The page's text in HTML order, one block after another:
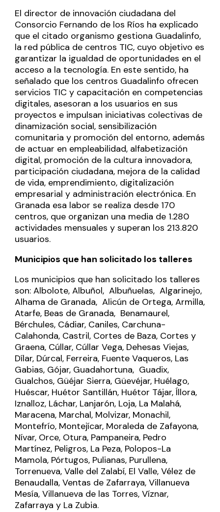
El director de innovación ciudadana del
Consorcio Fernando de los Ríos ha explicado
que el citado organismo gestiona Guadalinfo,
la red pública de centros TIC, cuyo objetivo es
garantizar la igualdad de oportunidades en el
acceso a la tecnología. En este sentido, ha
señalado que los centros Guadalinfo ofrecen
servicios TIC y capacitación en competencias
digitales, asesoran a los usuarios en sus
proyectos e impulsan iniciativas colectivas de
dinamización social, sensibilización
comunitaria y promoción del entorno, además
de actuar en empleabilidad, alfabetización
digital, promoción de la cultura innovadora,
participación ciudadana, mejora de la calidad
de vida, emprendimiento, digitalización
empresarial y administración electrónica. En
Granada esa labor se realiza desde 170
centros, que organizan una media de 1.280
actividades mensuales y superan los 213.820
usuarios.
Municipios que han solicitado los talleres
Los municipios que han solicitado los talleres
son: Albolote, Albuñol, Albuñuelas, Algarinejo,
Alhama de Granada, Alicún de Ortega, Armilla,
Atarfe, Beas de Granada, Benamaurel,
Bérchules, Cádiar, Caniles, Carchuna-
Calahonda, Castril, Cortes de Baza, Cortes y
Graena, Cúllar, Cúllar Vega, Dehesas Viejas,
Dílar, Dúrcal, Ferreira, Fuente Vaqueros, Las
Gabias, Gójar, Guadahortuna, Guadix,
Gualchos, Güéjar Sierra, Güevéjar, Huélago,
Huéscar, Huétor Santillán, Huétor Tájar, Íllora,
Iznalloz, Láchar, Lanjarón, Loja, La Malahá,
Maracena, Marchal, Molvizar, Monachil,
Montefrío, Montejícar, Moraleda de Zafayona,
Nívar, Orce, Otura, Pampaneira, Pedro
Martínez, Peligros, La Peza, Polopos-La
Mamola, Pórtugos, Pulianas, Purullena,
Torrenueva, Valle del Zalabí, El Valle, Vélez de
Benaudalla, Ventas de Zafarraya, Villanueva
Mesía, Villanueva de las Torres, Víznar,
Zafarraya y La Zubia.